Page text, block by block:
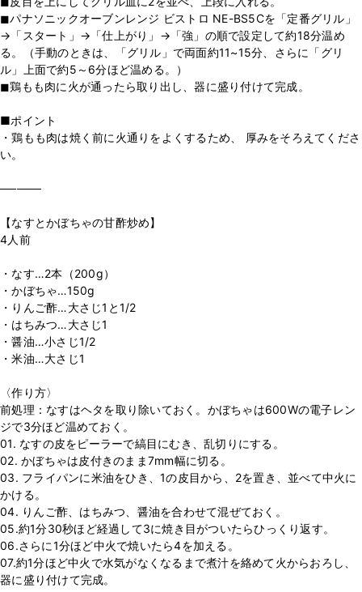
◼︎パナソニックオーブンレンジ ビストロ NE-BS5Cを「定番グリル」
→「スタート」→「仕上がり」→「強」の順で設定して約18分温め
る。（手動のときは、「グリル」で両面約11~15分、さらに「グリ
ル」上面で約5～6分ほど温める。）
◼︎鶏もも肉に火が通ったら取り出し、器に盛り付けて完成。
■ポイント
・鶏もも肉は焼く前に火通りをよくするため、 厚みをそろえてくださ
い。
─────
【なすとかぼちゃの甘酢炒め】
4人前
・なす…2本（200g）
・かぼちゃ…150g
・りんご酢…大さじ1と1/2
・はちみつ…大さじ1
・醤油…小さじ1/2
・米油…大さじ1
〈作り方〉
前処理：なすはヘタを取り除いておく。かぼちゃは600Wの電子レン
ジで3分ほど温めておく。
01. なすの皮をピーラーで縞目にむき、乱切りにする。
02. かぼちゃは皮付きのまま7mm幅に切る。
03. フライパンに米油をひき、1の皮目から、2を置き、並べて中火に
かける。
04. りんご酢、はちみつ、醤油を合わせて混ぜておく。
05.約1分30秒ほど経過して3に焼き目がついたらひっくり返す。
06.さらに1分ほど中火で焼いたら4を加える。
07.約1分ほど中火で水気がなくなるまで煮汁を絡めて火からおろし、
器に盛り付けて完成。